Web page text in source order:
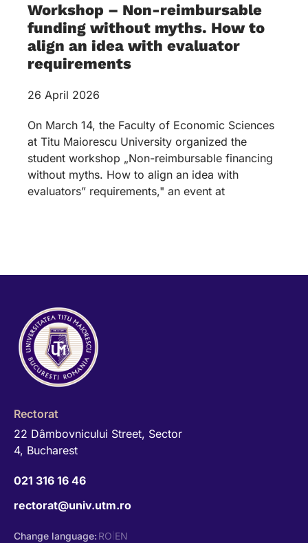
Workshop – Non-reimbursable
funding without myths. How to
align an idea with evaluator
requirements
26 April 2026
On March 14, the Faculty of Economic Sciences
at Titu Maiorescu University organized the
student workshop „Non-reimbursable financing
without myths. How to align an idea with
evaluators” requirements," an event at
Rectorat
22 Dâmbovnicului Street, Sector
4, Bucharest
021 316 16 46
rectorat@univ.utm.ro
Change language: RO EN